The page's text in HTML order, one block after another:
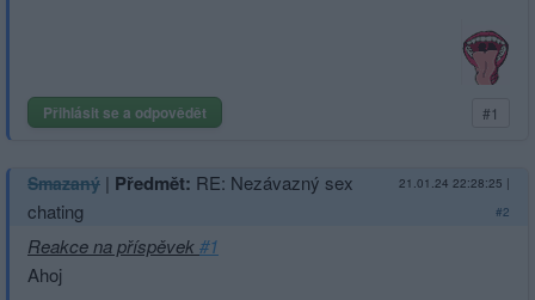
Přihlásit se a odpovědět #1
Smazaný | Předmět: RE: Nezávazný sex
chating
21.01.24 22:28:25 |
#2
Reakce na příspěvek#1
Ahoj